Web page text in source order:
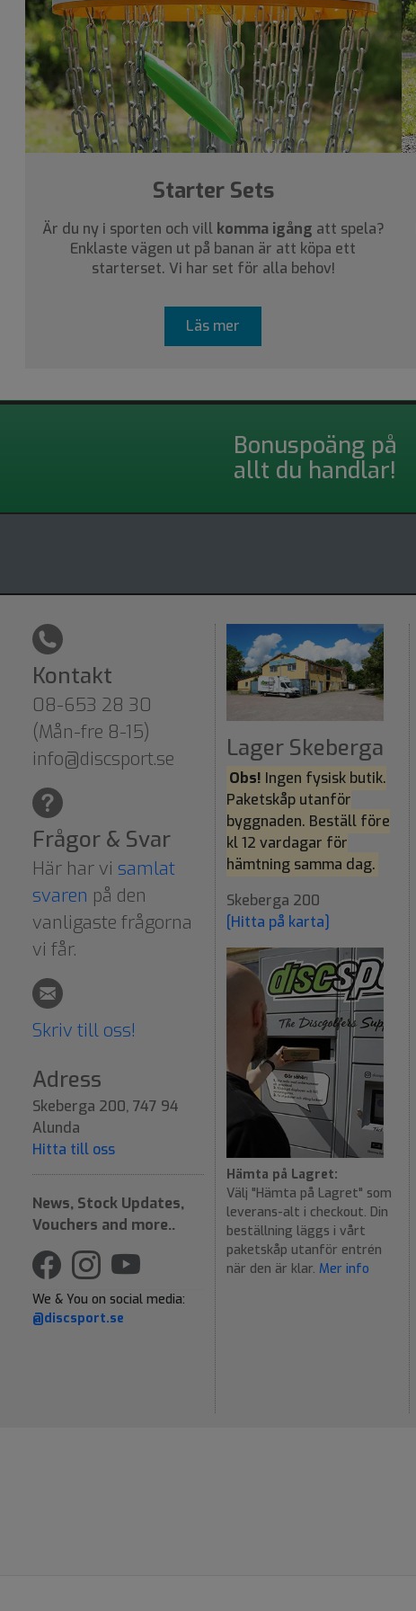
Starter Sets
Är du ny i sporten och vill komma igång att spela?
Enklaste vägen ut på banan är att köpa ett
starterset. Vi har set för alla behov!
Läs mer
Bonuspoäng på
allt du handlar!
Kontakt
08-653 28 30
(Mån-fre 8-15)
info@discsport.se
Frågor & Svar
Här har vi samlat
svaren på den
vanligaste frågorna
vi får.
Skriv till oss!
Adress
Skeberga 200, 747 94
Alunda
Hitta till oss
News, Stock Updates,
Vouchers and more..
We & You on social media:
@discsport.se
Lager Skeberga
Obs! Ingen fysisk butik.
Paketskåp utanför
byggnaden. Beställ före
kl 12 vardagar för
hämtning samma dag.
Skeberga 200
[Hitta på karta]
Hämta på Lagret:
Välj "Hämta på Lagret" som
leverans-alt i checkout. Din
beställning läggs i vårt
paketskåp utanför entrén
när den är klar. Mer info